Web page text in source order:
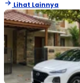
Lihat Lainnya